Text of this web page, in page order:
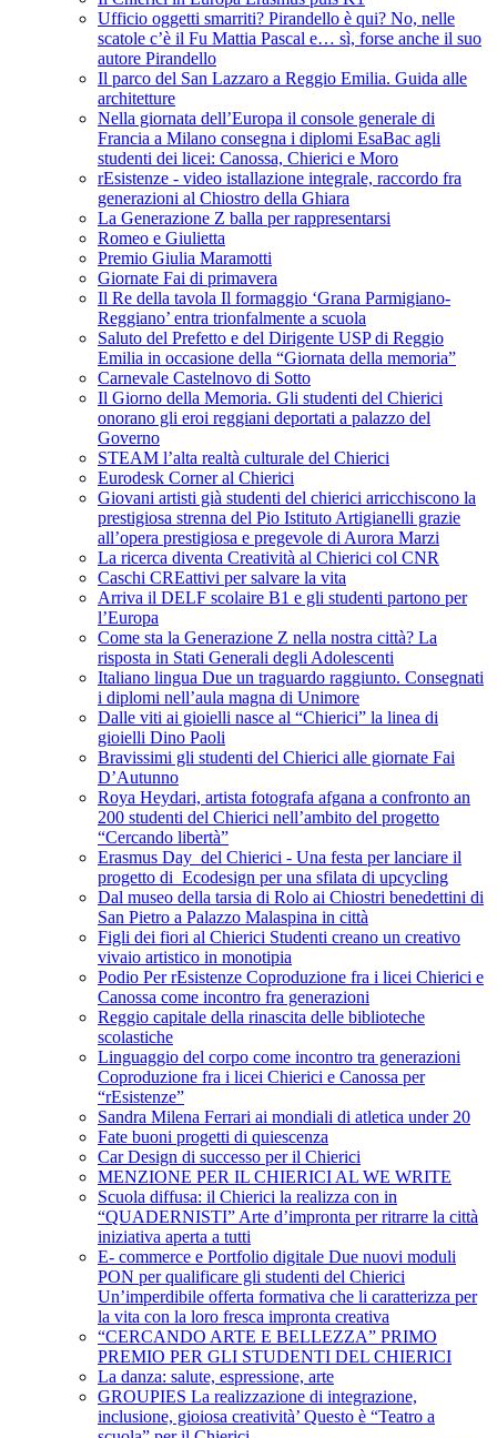
Ufficio oggetti smarriti? Pirandello è qui? No, nelle
scatole c’è il Fu Mattia Pascal e… sì, forse anche il suo
autore Pirandello
Il parco del San Lazzaro a Reggio Emilia. Guida alle
architetture
Nella giornata dell’Europa il console generale di
Francia a Milano consegna i diplomi EsaBac agli
studenti dei licei: Canossa, Chierici e Moro
rEsistenze - video istallazione integrale, raccordo fra
generazioni al Chiostro della Ghiara
La Generazione Z balla per rappresentarsi
Romeo e Giulietta
Premio Giulia Maramotti
Giornate Fai di primavera
Il Re della tavola Il formaggio ‘Grana Parmigiano-
Reggiano’ entra trionfalmente a scuola
Saluto del Prefetto e del Dirigente USP di Reggio
Emilia in occasione della “Giornata della memoria”
Carnevale Castelnovo di Sotto
Il Giorno della Memoria. Gli studenti del Chierici
onorano gli eroi reggiani deportati a palazzo del
Governo
STEAM l’alta realtà culturale del Chierici
Eurodesk Corner al Chierici
Giovani artisti già studenti del chierici arricchiscono la
prestigiosa strenna del Pio Istituto Artigianelli grazie
all’opera prestigiosa e pregevole di Aurora Marzi
La ricerca diventa Creatività al Chierici col CNR
Caschi CREattivi per salvare la vita
Arriva il DELF scolaire B1 e gli studenti partono per
l’Europa
Come sta la Generazione Z nella nostra città? La
risposta in Stati Generali degli Adolescenti
Italiano lingua Due un traguardo raggiunto. Consegnati
i diplomi nell’aula magna di Unimore
Dalle viti ai gioielli nasce al “Chierici” la linea di
gioielli Dino Paoli
Bravissimi gli studenti del Chierici alle giornate Fai
D’Autunno
Roya Heydari, artista fotografa afgana a confronto an
200 studenti del Chierici nell’ambito del progetto
“Cercando libertà”
Erasmus Day del Chierici - Una festa per lanciare il
progetto di Ecodesign per una sfilata di upcycling
Dal museo della tarsia di Rolo ai Chiostri benedettini di
San Pietro a Palazzo Malaspina in città
Figli dei fiori al Chierici Studenti creano un creativo
vivaio artistico in monotipia
Podio Per rEsistenze Coproduzione fra i licei Chierici e
Canossa come incontro fra generazioni
Reggio capitale della rinascita delle biblioteche
scolastiche
Linguaggio del corpo come incontro tra generazioni
Coproduzione fra i licei Chierici e Canossa per
“rEsistenze”
Sandra Milena Ferrari ai mondiali di atletica under 20
Fate buoni progetti di quiescenza
Car Design di successo per il Chierici
MENZIONE PER IL CHIERICI AL WE WRITE
Scuola diffusa: il Chierici la realizza con in
“QUADERNISTI” Arte d’impronta per ritrarre la città
iniziativa aperta a tutti
E- commerce e Portfolio digitale Due nuovi moduli
PON per qualificare gli studenti del Chierici
Un’imperdibile offerta formativa che li caratterizza per
la vita con la loro fresca impronta creativa
“CERCANDO ARTE E BELLEZZA” PRIMO
PREMIO PER GLI STUDENTI DEL CHIERICI
La danza: salute, espressione, arte
GROUPIES La realizzazione di integrazione,
inclusione, gioiosa creatività’ Questo è “Teatro a